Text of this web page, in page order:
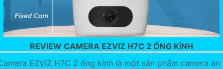
REVIEW CAMERA EZVIZ H7C 2 ỐNG KÍNH
EZVIZ H7C 2 ống kính là một sản phẩm camera an